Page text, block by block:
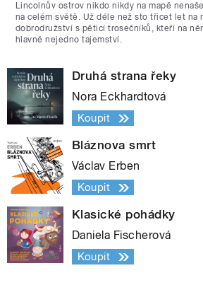
Lincolnův ostrov nikdo nikdy na mapě
na celém světě. Už déle než sto třicet let na
dobrodružství s pěticí trosečníků, kteří na
hlavně nejedno tajemství.
Druhá strana řeky
Nora Eckhardtová
Koupit
Bláznova smrt
Václav Erben
Koupit
Klasické pohádky
Daniela Fischerová
Koupit